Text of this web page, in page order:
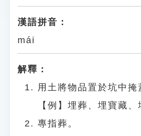
漢語拼音：
mái
解釋：
用土將物品置於坑中掩
【例】埋葬、埋寶藏、
專指葬。